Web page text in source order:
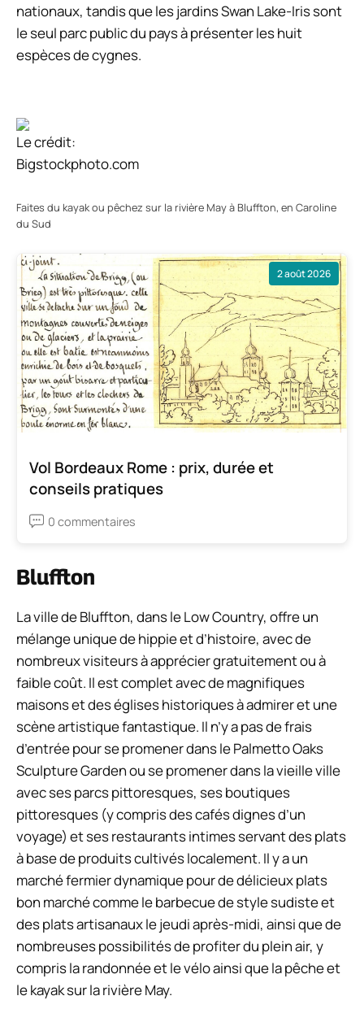
nationaux, tandis que les jardins Swan Lake-Iris sont
le seul parc public du pays à présenter les huit
espèces de cygnes.
Le crédit:
Bigstockphoto.com
Faites du kayak ou pêchez sur la rivière May à Bluffton, en Caroline
du Sud
2 août 2026
Vol Bordeaux Rome : prix, durée et
conseils pratiques
0 commentaires
Bluffton
La ville de Bluffton, dans le Low Country, offre un
mélange unique de hippie et d’histoire, avec de
nombreux visiteurs à apprécier gratuitement ou à
faible coût. Il est complet avec de magnifiques
maisons et des églises historiques à admirer et une
scène artistique fantastique. Il n’y a pas de frais
d’entrée pour se promener dans le Palmetto Oaks
Sculpture Garden ou se promener dans la vieille ville
avec ses parcs pittoresques, ses boutiques
pittoresques (y compris des cafés dignes d’un
voyage) et ses restaurants intimes servant des plats
à base de produits cultivés localement. Il y a un
marché fermier dynamique pour de délicieux plats
bon marché comme le barbecue de style sudiste et
des plats artisanaux le jeudi après-midi, ainsi que de
nombreuses possibilités de profiter du plein air, y
compris la randonnée et le vélo ainsi que la pêche et
le kayak sur la rivière May.